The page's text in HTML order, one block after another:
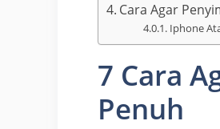
Cara Agar
Iphone
7 Cara
Penuh